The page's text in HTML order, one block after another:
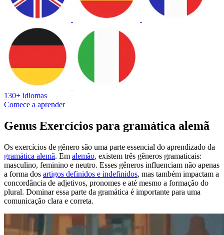
130+ idiomas
Comece a aprender
Genus Exercícios para gramática alemã
Os exercícios de gênero são uma parte essencial do aprendizado da
gramática alemã. Em alemão, existem três gêneros gramaticais:
masculino, feminino e neutro. Esses gêneros influenciam não apenas
a forma dos artigos definidos e indefinidos, mas também impactam a
concordância de adjetivos, pronomes e até mesmo a formação do
plural. Dominar essa parte da gramática é importante para uma
comunicação clara e correta.